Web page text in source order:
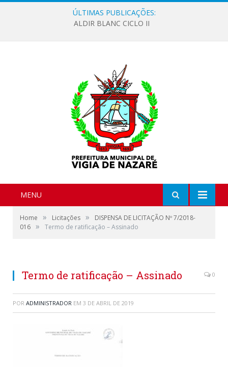
ÚLTIMAS PUBLICAÇÕES:
ALDIR BLANC CICLO II
MENU
Home » Licitações »
DISPENSA DE LICITAÇÃO Nº 7/2018-
016 » Termo de ratificação – Assinado
Termo de ratificação – Assinado 0
POR ADMINISTRADOR EM 3 DE ABRIL DE 2019